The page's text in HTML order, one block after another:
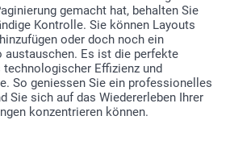
gemacht hat, behalten Sie
Kontrolle. Sie können Layouts
oder doch noch ein
austauschen. Es ist die perfekte
Effizienz und
So geniessen Sie ein professionelles
Sie sich auf das Wiedererleben Ihrer
konzentrieren können.